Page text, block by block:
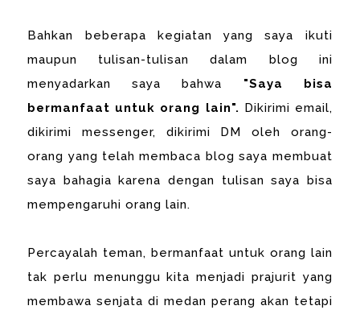
Bahkan beberapa kegiatan yang saya ikuti
maupun tulisan-tulisan dalam blog ini
menyadarkan saya bahwa "Saya bisa
bermanfaat untuk orang lain". Dikirimi email,
dikirimi messenger, dikirimi DM oleh orang-
orang yang telah membaca blog saya membuat
saya bahagia karena dengan tulisan saya bisa
mempengaruhi orang lain.
Percayalah teman, bermanfaat untuk orang lain
tak perlu menunggu kita menjadi prajurit yang
membawa senjata di medan perang akan tetapi